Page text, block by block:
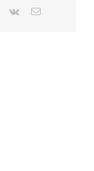
Pinterest
Vk Email: